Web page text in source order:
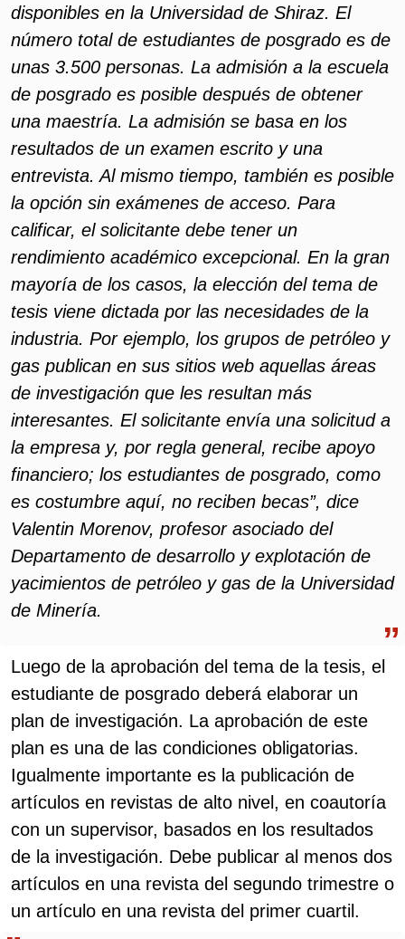
disponibles en la Universidad de Shiraz. El
número total de estudiantes de posgrado es de
unas 3.500 personas. La admisión a la escuela
de posgrado es posible después de obtener
una maestría. La admisión se basa en los
resultados de un examen escrito y una
entrevista. Al mismo tiempo, también es posible
la opción sin exámenes de acceso. Para
calificar, el solicitante debe tener un
rendimiento académico excepcional. En la gran
mayoría de los casos, la elección del tema de
tesis viene dictada por las necesidades de la
industria. Por ejemplo, los grupos de petróleo y
gas publican en sus sitios web aquellas áreas
de investigación que les resultan más
interesantes. El solicitante envía una solicitud a
la empresa y, por regla general, recibe apoyo
financiero; los estudiantes de posgrado, como
es costumbre aquí, no reciben becas”, dice
Valentin Morenov, profesor asociado del
Departamento de desarrollo y explotación de
yacimientos de petróleo y gas de la Universidad
de Minería.
Luego de la aprobación del tema de la tesis, el
estudiante de posgrado deberá elaborar un
plan de investigación. La aprobación de este
plan es una de las condiciones obligatorias.
Igualmente importante es la publicación de
artículos en revistas de alto nivel, en coautoría
con un supervisor, basados ​​en los resultados
de la investigación. Debe publicar al menos dos
artículos en una revista del segundo trimestre o
un artículo en una revista del primer cuartil.